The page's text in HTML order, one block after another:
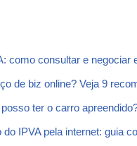
como consultar e negociar
de biz online? Veja 9
ter o carro
IPVA pela internet: guia